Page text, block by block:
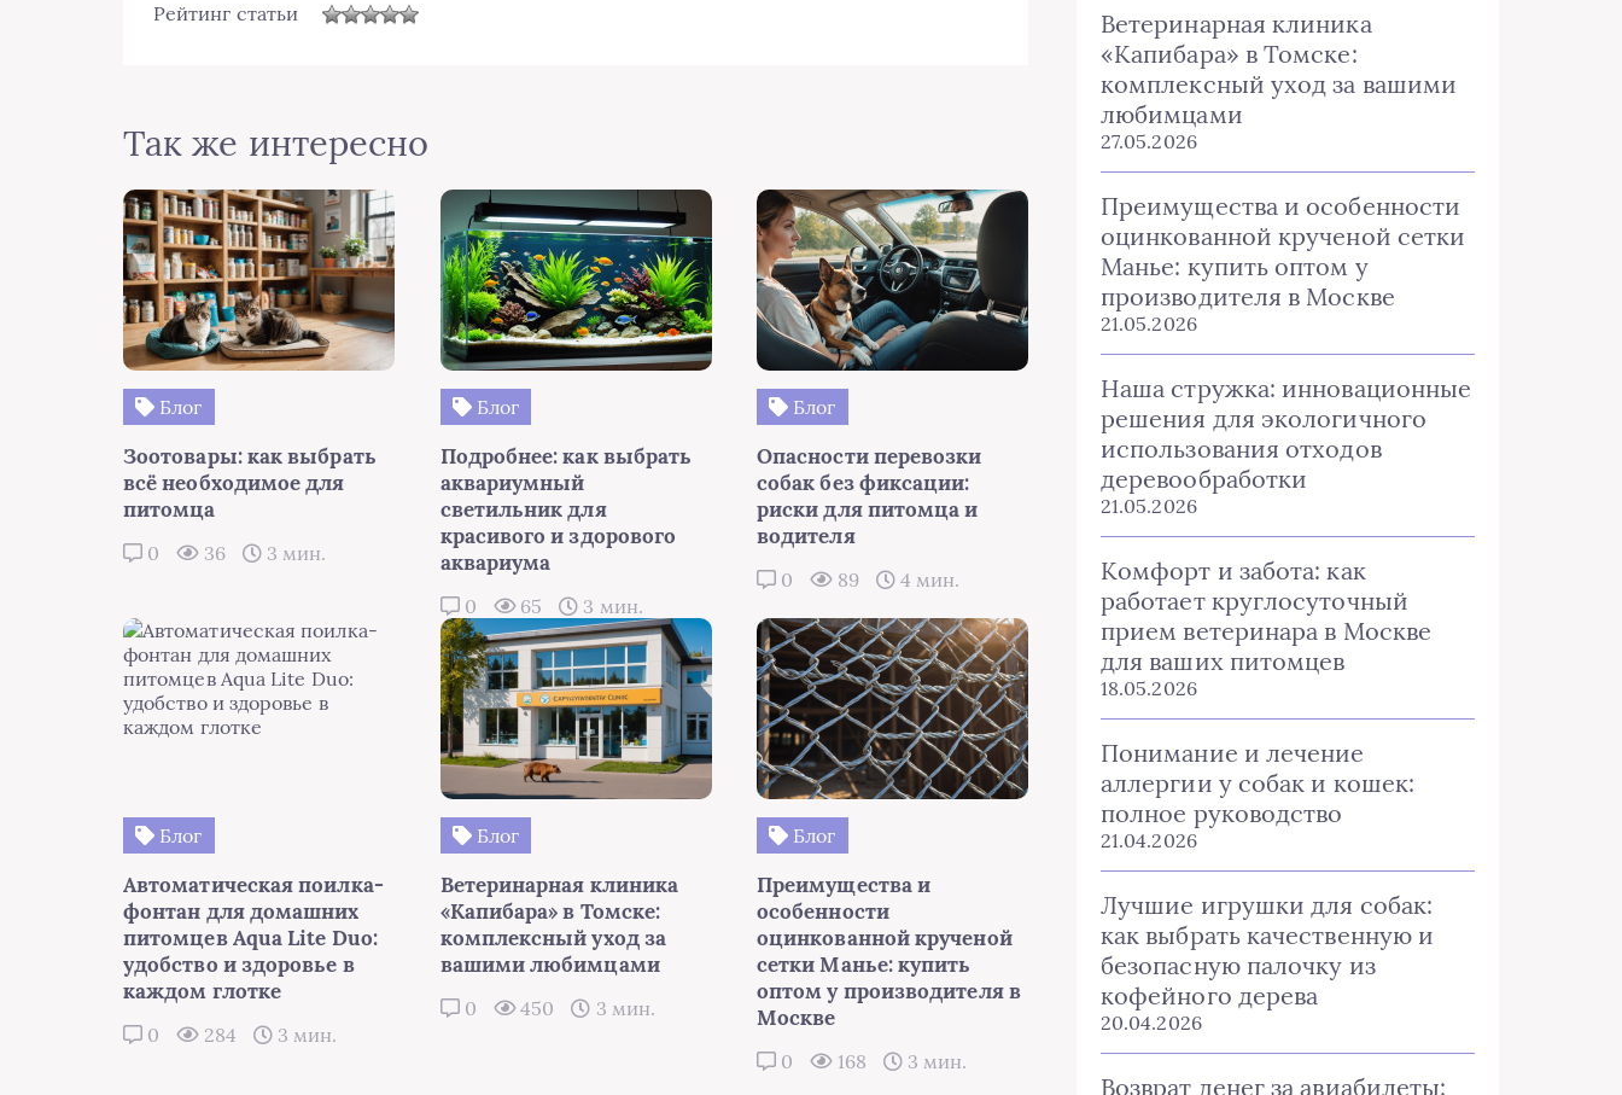
Рейтинг статьи
Так же интересно
Блог
Зоотовары: как выбрать
всё необходимое для
питомца
0 36 3 мин.
Блог
Подробнее: как выбрать
аквариумный
светильник для
красивого и здорового
аквариума
0 65 3 мин.
Блог
Опасности перевозки
собак без фиксации:
риски для питомца и
водителя
0 89 4 мин.
Блог
Автоматическая поилка-
фонтан для домашних
питомцев Aqua Lite Duo:
удобство и здоровье в
каждом глотке
0 284 3 мин.
Блог
Ветеринарная клиника
«Капибара» в Томске:
комплексный уход за
вашими любимцами
0 450 3 мин.
Блог
Преимущества и
особенности
оцинкованной крученой
сетки Манье: купить
оптом у производителя в
Москве
0 168 3 мин.
Ветеринарная клиника
«Капибара» в Томске:
комплексный уход за вашими
любимцами
27.05.2026
Преимущества и особенности
оцинкованной крученой сетки
Манье: купить оптом у
производителя в Москве
21.05.2026
Наша стружка: инновационные
решения для экологичного
использования отходов
деревообработки
21.05.2026
Комфорт и забота: как
работает круглосуточный
прием ветеринара в Москве
для ваших питомцев
18.05.2026
Понимание и лечение
аллергии у собак и кошек:
полное руководство
21.04.2026
Лучшие игрушки для собак:
как выбрать качественную и
безопасную палочку из
кофейного дерева
20.04.2026
Возврат денег за авиабилеты: